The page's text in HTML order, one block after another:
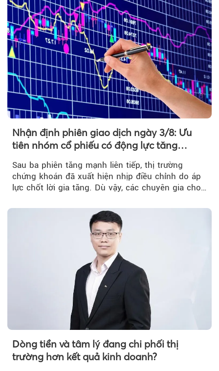
Nhận định phiên giao dịch ngày 3/8: Ưu
tiên nhóm cổ phiếu có động lực tăng
Sau ba phiên tăng mạnh liên tiếp, thị trường
chứng khoán đã xuất hiện nhịp điều chỉnh do áp
lực chốt lời gia tăng. Dù vậy, các chuyên gia cho
Dòng tiền và tâm lý đang chi phối thị
trường hơn kết quả kinh doanh?